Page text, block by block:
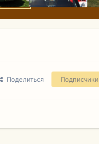
Поделиться Подписчики